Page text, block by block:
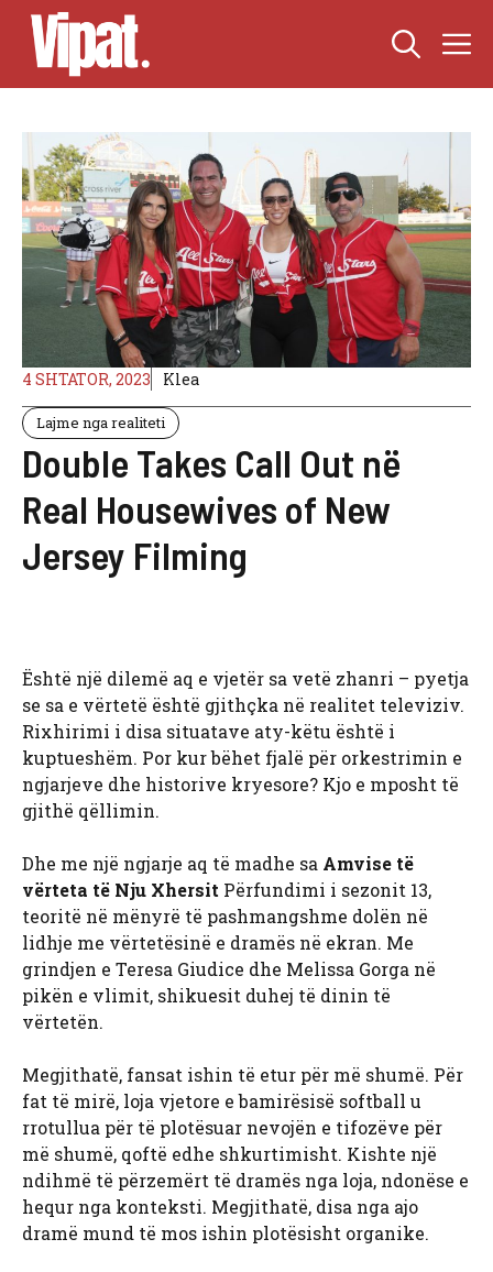
Skip
content
4 SHTATOR, 2023 Klea
Lajme nga realiteti
Double Takes Call Out në
Real Housewives of New
Jersey Filming
Është një dilemë aq e vjetër sa vetë zhanri – pyetja
se sa e vërtetë është gjithçka në realitet televiziv.
Rixhirimi i disa situatave aty-këtu është i
kuptueshëm. Por kur bëhet fjalë për orkestrimin e
ngjarjeve dhe historive kryesore? Kjo e mposht të
gjithë qëllimin.
Dhe me një ngjarje aq të madhe sa Amvise të
vërteta të Nju Xhersit Përfundimi i sezonit 13,
teoritë në mënyrë të pashmangshme dolën në
lidhje me vërtetësinë e dramës në ekran. Me
grindjen e Teresa Giudice dhe Melissa Gorga në
pikën e vlimit, shikuesit duhej të dinin të
vërtetën.
Megjithatë, fansat ishin të etur për më shumë. Për
fat të mirë, loja vjetore e bamirësisë softball u
rrotullua për të plotësuar nevojën e tifozëve për
më shumë, qoftë edhe shkurtimisht. Kishte një
ndihmë të përzemërt të dramës nga loja, ndonëse e
hequr nga konteksti. Megjithatë, disa nga ajo
dramë mund të mos ishin plotësisht organike.